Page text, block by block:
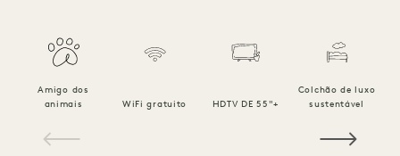
Amigo dos
animais
WiFi gratuito HDTV DE 55"+
Colchão de luxo
sustentável